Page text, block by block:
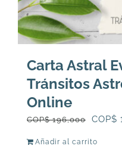
Carta Astral
Tránsitos
Online
COP$196,000
El
COP$
Añadir al carrito